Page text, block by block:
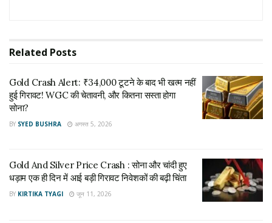
धड़ाम एक ही दिन में आई बड़ी गिरावट निवेशकों की बढ़ी चिंता
बड़े शहरों में सोने की कीमतें
82,240 रुपए है।
10 ग्राम 22 कैरेट सोने की कीमत 75,250 रुपए और 24 कैरेट की
Related Posts
Gold Crash Alert: ₹34,000 टूटने के बाद भी खत्म नहीं
हुई गिरावट! WGC की चेतावनी, और कितना सस्ता होगा
सोना?
BY SYED BUSHRA अगस्त 5, 2026
Gold And Silver Price Crash : सोना और चांदी हुए
धड़ाम एक ही दिन में आई बड़ी गिरावट निवेशकों की बढ़ी चिंता
BY KIRTIKA TYAGI जून 11, 2026